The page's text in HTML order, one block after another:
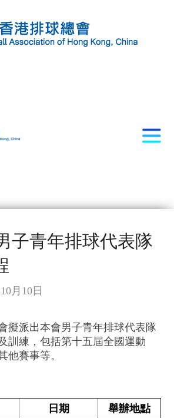
子青年排球代表隊
月10日
擬派出本會男子青年排球代表隊
訓練，包括第十五屆全國運動
他賽事等。
日期
舉辦地點